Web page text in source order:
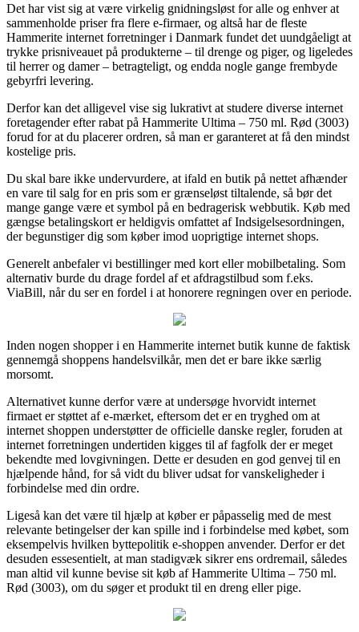
Det har vist sig at være virkelig gnidningsløst for alle og enhver at
sammenholde priser fra flere e-firmaer, og altså har de fleste
Hammerite internet forretninger i Danmark fundet det uundgåeligt at
trykke prisniveauet på produkterne – til drenge og piger, og ligeledes
til herrer og damer – betragteligt, og endda nogle gange frembyde
gebyrfri levering.
Derfor kan det alligevel vise sig lukrativt at studere diverse internet
foretagender efter rabat på Hammerite Ultima – 750 ml. Rød (3003)
forud for at du placerer ordren, så man er garanteret at få den mindst
kostelige pris.
Du skal bare ikke undervurdere, at ifald en butik på nettet afhænder
en vare til salg for en pris som er grænseløst tiltalende, så bør det
mange gange være et symbol på en bedragerisk webbutik. Køb med
gængse betalingskort er heldigvis omfattet af Indsigelsesordningen,
der begunstiger dig som køber imod uoprigtige internet shops.
Generelt anbefaler vi bestillinger med kort eller mobilbetaling. Som
alternativ burde du drage fordel af et afdragstilbud som f.eks.
ViaBill, når du ser en fordel i at honorere regningen over en periode.
Inden nogen shopper i en Hammerite internet butik kunne de faktisk
gennemgå shoppens handelsvilkår, men det er bare ikke særlig
morsomt.
Alternativet kunne derfor være at undersøge hvorvidt internet
firmaet er støttet af e-mærket, eftersom det er en tryghed om at
internet shoppen understøtter de officielle danske regler, foruden at
internet forretningen undertiden kigges til af fagfolk der er meget
bekendte med lovgivningen. Dette er desuden en god genvej til en
hjælpende hånd, for så vidt du bliver udsat for vanskeligheder i
forbindelse med din ordre.
Ligeså kan det være til hjælp at køber er påpasselig med de mest
relevante betingelser der kan spille ind i forbindelse med købet, som
eksempelvis hvilken byttepolitik e-shoppen anvender. Derfor er det
desuden essesentielt, at man stadigvæk sikrer ens ordremail, således
man altid vil kunne bevise sit køb af Hammerite Ultima – 750 ml.
Rød (3003), om du søger et produkt til en dreng eller pige.